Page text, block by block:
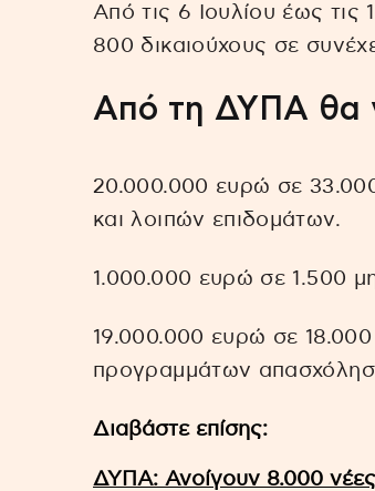
Από τις 6 Ιουλίου έως
800 δικαιούχους σε
Από τη ΔΥΠΑ θα
20.000.000 ευρώ σε
και λοιπών επιδομάτων.
1.000.000 ευρώ σε 1.500
19.000.000 ευρώ σε 18.000
προγραμμάτων
Διαβάστε επίσης:
ΔΥΠΑ: Ανοίγουν 8.000 νέες